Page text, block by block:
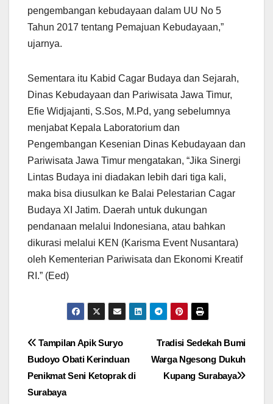
pengembangan kebudayaan dalam UU No 5
Tahun 2017 tentang Pemajuan Kebudayaan,”
ujarnya.
Sementara itu Kabid Cagar Budaya dan Sejarah,
Dinas Kebudayaan dan Pariwisata Jawa Timur,
Efie Widjajanti, S.Sos, M.Pd, yang sebelumnya
menjabat Kepala Laboratorium dan
Pengembangan Kesenian Dinas Kebudayaan dan
Pariwisata Jawa Timur mengatakan, “Jika Sinergi
Lintas Budaya ini diadakan lebih dari tiga kali,
maka bisa diusulkan ke Balai Pelestarian Cagar
Budaya XI Jatim. Daerah untuk dukungan
pendanaan melalui Indonesiana, atau bahkan
dikurasi melalui KEN (Karisma Event Nusantara)
oleh Kementerian Pariwisata dan Ekonomi Kreatif
RI.” (Eed)
Navigasi
pos
Tradisi Sedekah Bumi
Warga Ngesong Dukuh
Kupang Surabaya
Tampilan Apik Suryo
Budoyo Obati Kerinduan
Penikmat Seni Ketoprak di
Surabaya